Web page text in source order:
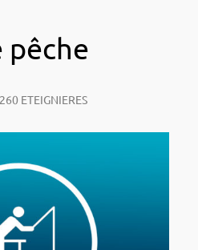
pêche
ETEIGNIERES